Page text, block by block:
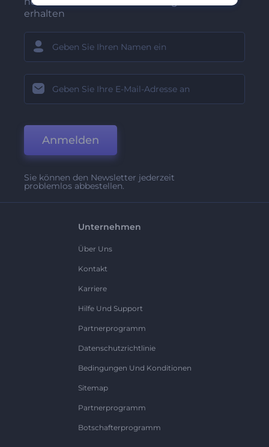
erhalten
Anmelden
Sie können den Newsletter jederzeit
problemlos abbestellen.
Unternehmen
Über Uns
Kontakt
Karriere
Hilfe Und Support
Partnerprogramm
Datenschutzrichtlinie
Bedingungen Und Konditionen
Sitemap
Partnerprogramm
Botschafterprogramm